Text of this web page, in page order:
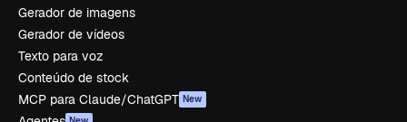
Gerador de imagens
Gerador de vídeos
Texto para voz
Conteúdo de stock
MCP para Claude/ChatGPT New